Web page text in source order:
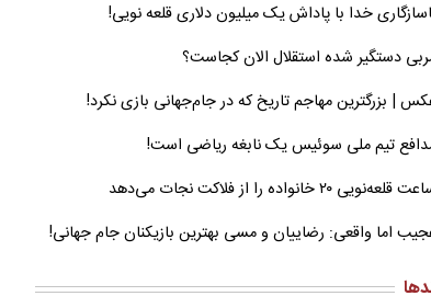
خدا با پاداش یک میلیون دلاری قلعه نویی!
دستگیر شده استقلال الان کجاست؟
| بزرگترین مهاجم تاریخ که در جام‌جهانی بازی نکرد!
تیم ملی سوئیس یک نابغه ریاضی است!
قلعه‌نویی ۲۰ خانواده را از فلاکت نجات می‌دهد
اما واقعی: رضاییان و مسی بهترین بازیکنان جام جهانی!